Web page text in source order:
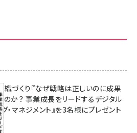
織づくり『なぜ戦略は正しいのに成果
か？ 事業成長をリードするデジタル
・マネジメント』を3名様にプレゼント